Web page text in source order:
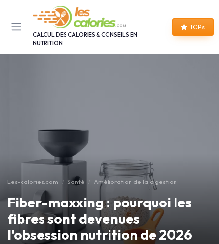
CALCUL DES CALORIES & CONSEILS EN
NUTRITION
TOPs
Les-calories.com Santé Amélioration de la digestion
Fiber-maxxing : pourquoi les
fibres sont devenues
l'obsession nutrition de 2026
Panneau de gestion des cookies